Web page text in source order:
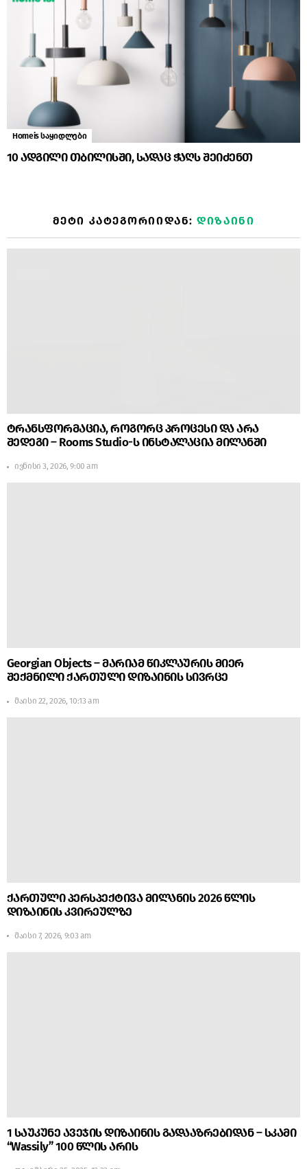
Homeis საყიდლები
10 ადგილი თბილისში, სადაც ჭაღს შეიძენთ
ᲛᲔᲢᲘ ᲙᲐᲢᲔᲒᲝᲠᲘᲘᲓᲐᲜ:ᲓᲘᲖᲐᲘᲜᲘ
ტრანსფორმაცია, როგორც პროცესი და არა
შედეგი – Rooms Studio-ს ინსტალაცია მილანში
ივნისი 3, 2026, 9:00 am
Georgian Objects – მარიამ წიკლაურის მიერ
შექმნილი ქართული დიზაინის სივრცე
მაისი 22, 2026, 10:13 am
ქართული პერსპექტივა მილანის 2026 წლის
დიზაინის კვირეულზე
მაისი 7, 2026, 9:03 am
1 საუკუნე ავეჯის დიზაინის გადააზრებიდან – სკამი
“Wassily” 100 წლის არის